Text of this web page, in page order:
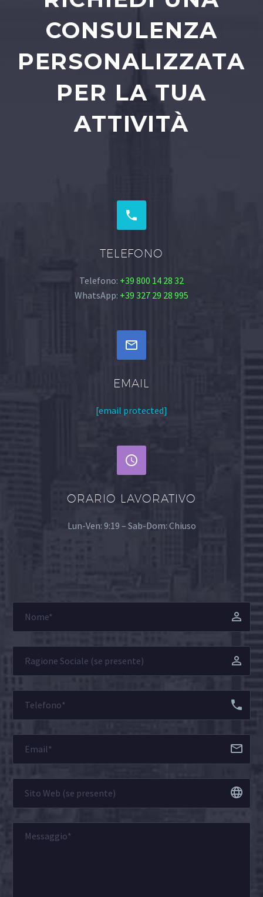
CONSULENZA
PERSONALIZZATA
PER LA TUA
ATTIVITÀ


TELEFONO
Telefono: +39 800 14 28 32
WhatsApp: +39 327 29 28 995


EMAIL
[email protected]


ORARIO LAVORATIVO
Lun-Ven: 9:19 – Sab-Dom: Chiuso